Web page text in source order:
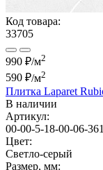
Код товара:
33705
990 ₽/м2
590 ₽/м2
Плитка Laparet
В наличии
Артикул:
00-00-5-18-00-06-
Цвет:
Светло-серый
Размер, мм: